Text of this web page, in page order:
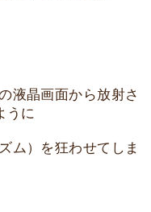
液晶画面から放射さ
うに
ム）を狂わせてしま